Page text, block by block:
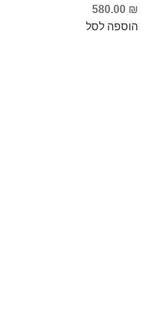
580.00 ₪
הוספה לסל